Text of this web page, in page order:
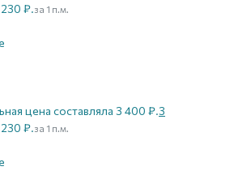
₽.за 1 п.м.
цена составляла 3 400 ₽.3
₽.за 1 п.м.